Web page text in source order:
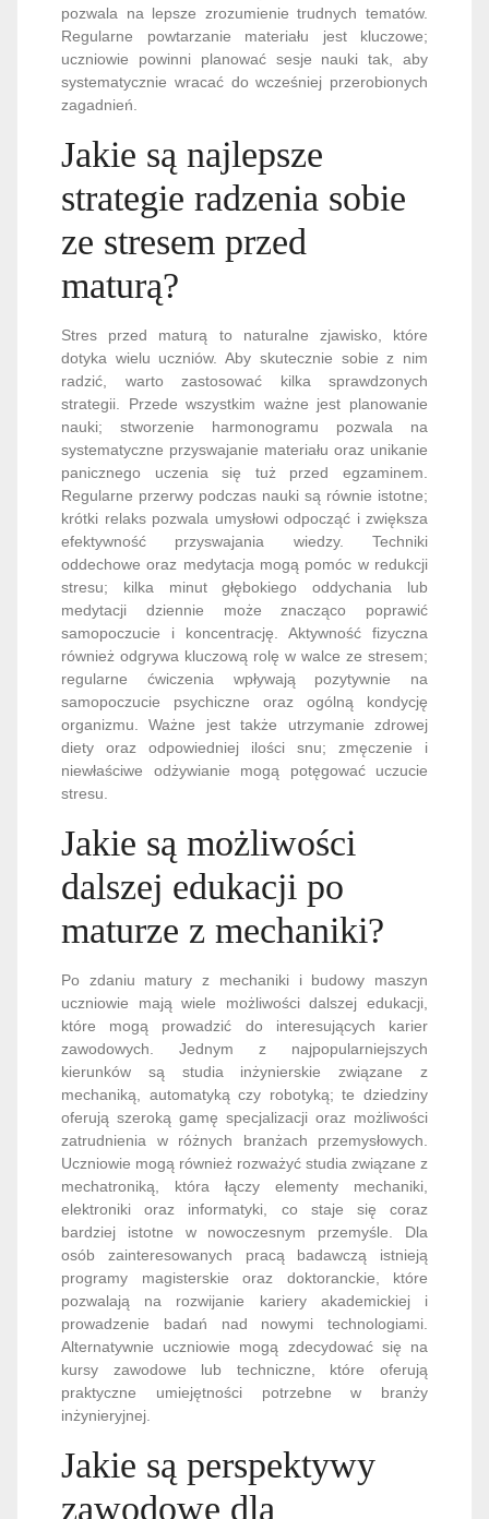
pozwala na lepsze zrozumienie trudnych tematów.
Regularne powtarzanie materiału jest kluczowe;
uczniowie powinni planować sesje nauki tak, aby
systematycznie wracać do wcześniej przerobionych
zagadnień.
Jakie są najlepsze
strategie radzenia sobie
ze stresem przed
maturą?
Stres przed maturą to naturalne zjawisko, które
dotyka wielu uczniów. Aby skutecznie sobie z nim
radzić, warto zastosować kilka sprawdzonych
strategii. Przede wszystkim ważne jest planowanie
nauki; stworzenie harmonogramu pozwala na
systematyczne przyswajanie materiału oraz unikanie
panicznego uczenia się tuż przed egzaminem.
Regularne przerwy podczas nauki są równie istotne;
krótki relaks pozwala umysłowi odpocząć i zwiększa
efektywność przyswajania wiedzy. Techniki
oddechowe oraz medytacja mogą pomóc w redukcji
stresu; kilka minut głębokiego oddychania lub
medytacji dziennie może znacząco poprawić
samopoczucie i koncentrację. Aktywność fizyczna
również odgrywa kluczową rolę w walce ze stresem;
regularne ćwiczenia wpływają pozytywnie na
samopoczucie psychiczne oraz ogólną kondycję
organizmu. Ważne jest także utrzymanie zdrowej
diety oraz odpowiedniej ilości snu; zmęczenie i
niewłaściwe odżywianie mogą potęgować uczucie
stresu.
Jakie są możliwości
dalszej edukacji po
maturze z mechaniki?
Po zdaniu matury z mechaniki i budowy maszyn
uczniowie mają wiele możliwości dalszej edukacji,
które mogą prowadzić do interesujących karier
zawodowych. Jednym z najpopularniejszych
kierunków są studia inżynierskie związane z
mechaniką, automatyką czy robotyką; te dziedziny
oferują szeroką gamę specjalizacji oraz możliwości
zatrudnienia w różnych branżach przemysłowych.
Uczniowie mogą również rozważyć studia związane z
mechatroniką, która łączy elementy mechaniki,
elektroniki oraz informatyki, co staje się coraz
bardziej istotne w nowoczesnym przemyśle. Dla
osób zainteresowanych pracą badawczą istnieją
programy magisterskie oraz doktoranckie, które
pozwalają na rozwijanie kariery akademickiej i
prowadzenie badań nad nowymi technologiami.
Alternatywnie uczniowie mogą zdecydować się na
kursy zawodowe lub techniczne, które oferują
praktyczne umiejętności potrzebne w branży
inżynieryjnej.
Jakie są perspektywy
zawodowe dla